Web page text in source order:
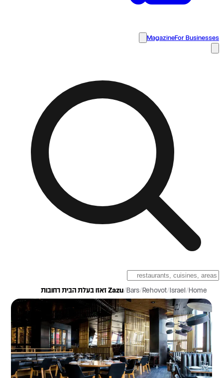
MagazineFor Businesses
Home
/
Israel
/
Rehovot
/
Bars
/Zazu זאזו בעלת הבית רחובות